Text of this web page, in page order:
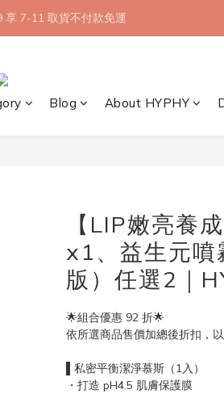
享 7-11 取貨不付款免運
享 7-11 取貨不付款免運
運 點我成為HYPHY Girl
Blog About HYPHY
【LIP嫩亮養
x1、益生元噴
版）任選2｜
🌟組合優惠 92 折🌟
依所選商品售價加總後折扣，
▌私密平衡潔淨慕斯（1入）
・打造 pH4.5 肌膚保護膜